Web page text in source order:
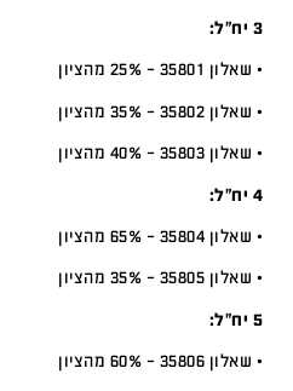
3 יח”ל:
• שאלון 35801 – 25% מהציון
• שאלון 35802 – 35% מהציון
• שאלון 35803 – 40% מהציון
4 יח”ל:
• שאלון 35804 – 65% מהציון
• שאלון 35805 – 35% מהציון
5 יח”ל:
• שאלון 35806 – 60% מהציון